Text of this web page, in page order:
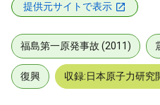
提供元サイトで表示
福島第一原発事故 (2011)
復興 収録:日本原子力研究